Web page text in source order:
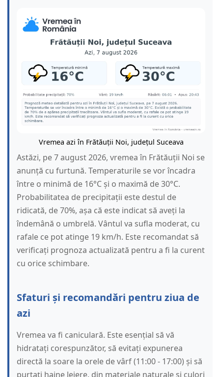
Vremea azi în Frătăuții Noi, județul Suceava
Astăzi, pe 7 august 2026, vremea în Frătăuții Noi se
anunță cu furtună. Temperaturile se vor încadra
între o minimă de 16°C și o maximă de 30°C.
Probabilitatea de precipitații este destul de
ridicată, de 70%, așa că este indicat să aveți la
îndemână o umbrelă. Vântul va sufla moderat, cu
rafale ce pot atinge 19 km/h. Este recomandat să
verificați prognoza actualizată pentru a fi la curent
cu orice schimbare.
Sfaturi și recomandări pentru ziua de
azi
Vremea va fi caniculară. Este esențial să vă
hidratați corespunzător, să evitați expunerea
directă la soare la orele de vârf (11:00 - 17:00) și să
purtați haine lejere, din materiale naturale și culori